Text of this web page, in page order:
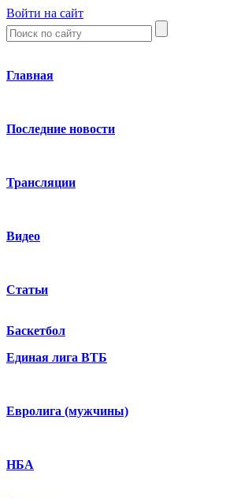
Войти на сайт
Главная
Последние новости
Трансляции
Видео
Статьи
Баскетбол
Единая лига ВТБ
Евролига (мужчины)
НБА